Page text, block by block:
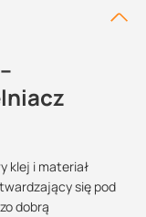
klej i materiał
się pod
dobrą